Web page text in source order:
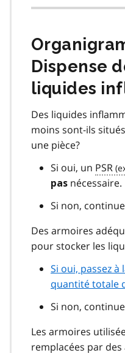
Dispense
liquides
Des liquides
moins sont-ils
une pièce?
Si oui, un PSR
pas nécessaire.
Si non,
Des armoires
pour stocker les
Si oui, passez
quantité totale
Si non,
Les armoires
remplacées par